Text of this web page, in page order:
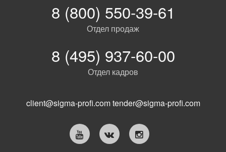
8 (800) 550-39-61
Отдел продаж
8 (495) 937-60-00
Отдел кадров
client@sigma-profi.comtender@sigma-profi.com